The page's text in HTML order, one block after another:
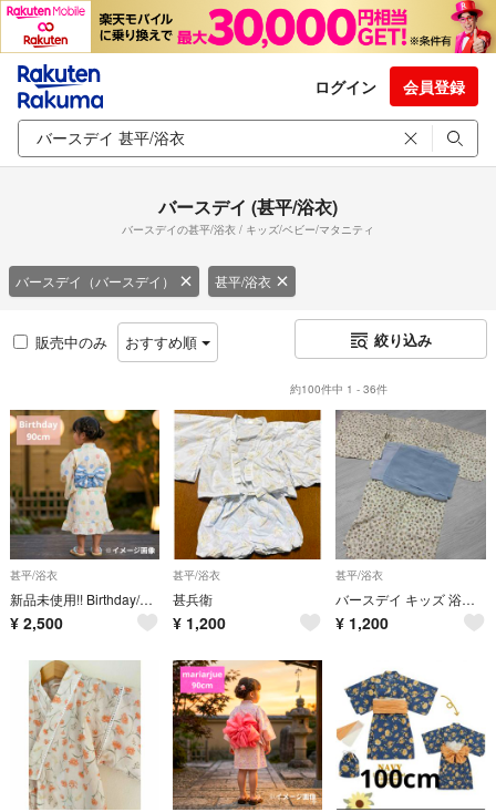
ログイン 会員登録
バースデイ (甚平/浴衣)
バースデイの甚平/浴衣 / キッズ/ベビー/マタニティ
バースデイ（バースデイ） 甚平/浴衣
販売中のみ おすすめ順 絞り込み
約100件中 1 - 36件
甚平/浴衣
新品未使用!! Birthday/女の子/浴衣/浴衣ドレス/ワンピース/90cm
¥ 2,500
甚平/浴衣
甚兵衛
¥ 1,200
甚平/浴衣
バースデイ キッズ 浴衣 セパレート 小花柄 110
¥ 1,200